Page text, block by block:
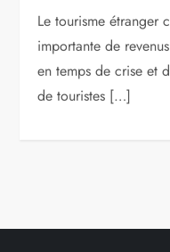
Le tourisme étranger
importante de
en temps de crise et
de touristes […]